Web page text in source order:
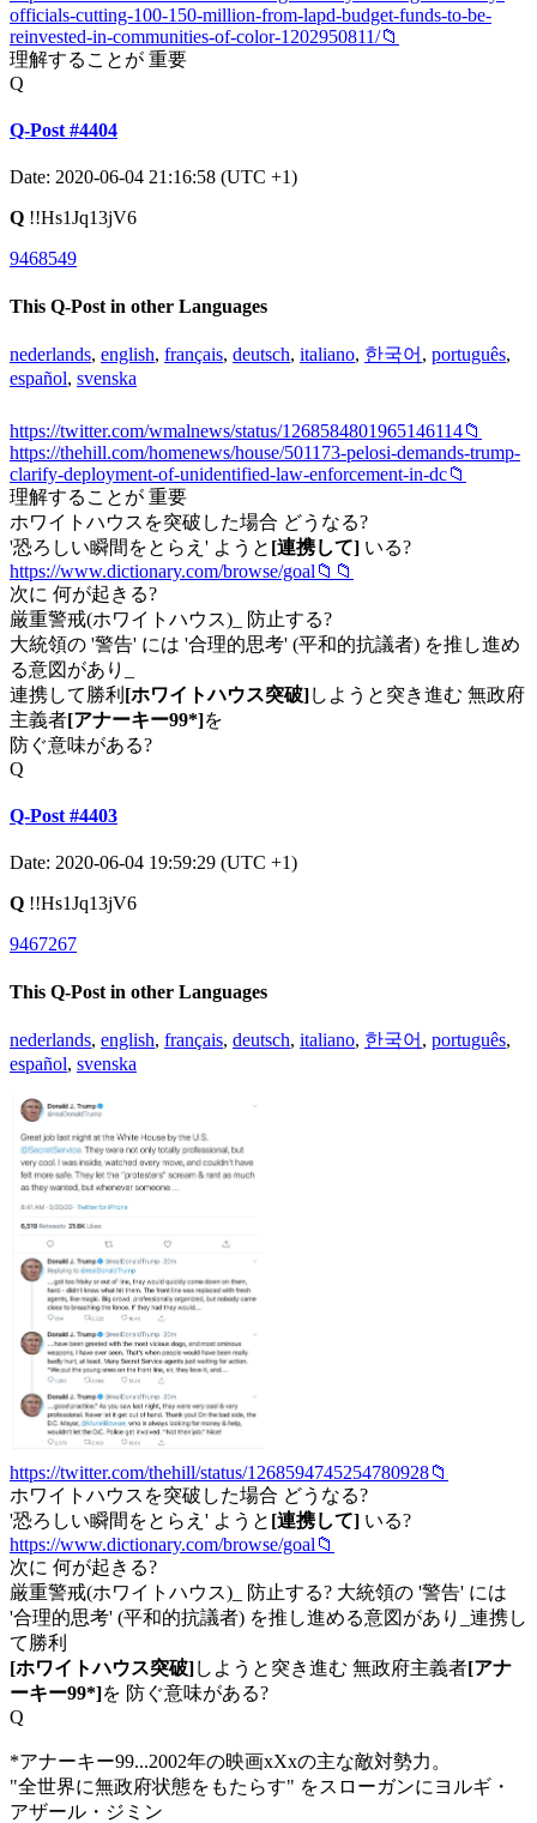
officials-cutting-100-150-million-from-lapd-budget-funds-to-be-
reinvested-in-communities-of-color-1202950811/📁
理解することが 重要
Q
Q-Post #4404
Date: 2020-06-04 21:16:58 (UTC +1)
Q !!Hs1Jq13jV6
9468549
This Q-Post in other Languages
nederlands, english, français, deutsch, italiano, 한국어 , português,
español, svenska
https://twitter.com/wmalnews/status/1268584801965146114📁
https://thehill.com/homenews/house/501173-pelosi-demands-trump-
clarify-deployment-of-unidentified-law-enforcement-in-dc📁
理解することが 重要
ホワイトハウスを突破した場合 どうなる?
'恐ろしい瞬間をとらえ' ようと [連携して] いる?
https://www.dictionary.com/browse/goal📁📁
次に 何が起きる?
厳重警戒(ホワイトハウス)_ 防止する?
大統領の '警告' には '合理的思考' (平和的抗議者) を推し進め
る意図があり_
連携して勝利 [ホワイトハウス突破]しようと突き進む 無政府
主義者[アナーキー99*]を
防ぐ意味がある?
Q
Q-Post #4403
Date: 2020-06-04 19:59:29 (UTC +1)
Q !!Hs1Jq13jV6
9467267
This Q-Post in other Languages
nederlands, english, français, deutsch, italiano, 한국어 , português,
español, svenska
https://twitter.com/thehill/status/1268594745254780928📁
ホワイトハウスを突破した場合 どうなる?
'恐ろしい瞬間をとらえ' ようと [連携して] いる?
https://www.dictionary.com/browse/goal📁
次に 何が起きる?
厳重警戒(ホワイトハウス)_ 防止する? 大統領の '警告' には
'合理的思考' (平和的抗議者) を推し進める意図があり_連携し
て勝利
[ホワイトハウス突破]しようと突き進む 無政府主義者[アナ
ーキー99*]を 防ぐ意味がある?
Q
*アナーキー99...2002年の映画xXxの主な敵対勢力。
"全世界に無政府状態をもたらす" をスローガンにヨルギ・
アザール・ジミン